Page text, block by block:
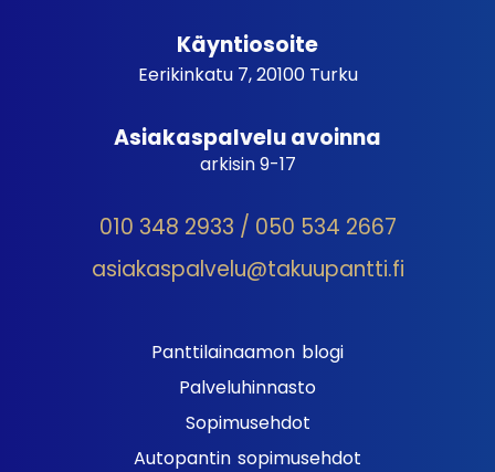
Käyntiosoite
Eerikinkatu 7, 20100 Turku
Asiakaspalvelu avoinna
arkisin 9-17
010 348 2933 / 050 534 2667
asiakaspalvelu@takuupantti.fi
Panttilainaamon blogi
Palveluhinnasto
Sopimusehdot
Autopantin sopimusehdot